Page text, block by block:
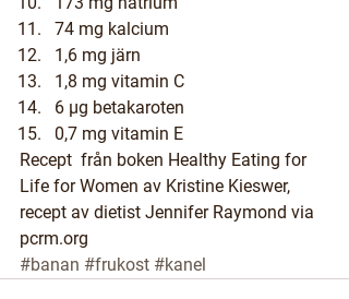
74 mg kalcium
1,6 mg järn
1,8 mg vitamin C
6 µg betakaroten
0,7 mg vitamin E
Recept  från boken Healthy Eating for
Life for Women av Kristine Kieswer,
recept av dietist Jennifer Raymond via
pcrm.org
#banan #frukost #kanel